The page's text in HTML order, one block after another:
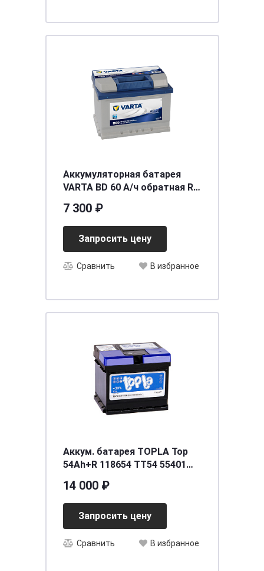
Аккумуляторная батарея
VARTA BD 60 А/ч обратная R+
7 300 ₽
Запросить цену
Сравнить В избранное
Аккум. батарея TOPLA Top
54Ah+R 118654 TT54 55401
14 000 ₽
Запросить цену
Сравнить В избранное